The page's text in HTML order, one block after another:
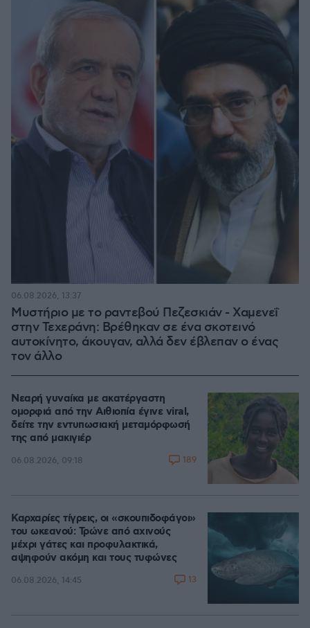
Μυστήριο με το ραντεβού Πεζεσκιάν - Χαμενεΐ
στην Τεχεράνη: Βρέθηκαν σε ένα σκοτεινό
αυτοκίνητο, άκουγαν, αλλά δεν έβλεπαν ο ένας
τον άλλο
06.08.2026, 13:37
Νεαρή γυναίκα με ακατέργαστη
ομορφιά από την Αιθιοπία έγινε viral,
δείτε την εντυπωσιακή μεταμόρφωσή
της από μακιγιέρ
06.08.2026, 09:18 189
Καρχαρίες τίγρεις, οι «σκουπιδοφάγοι»
του ωκεανού: Τρώνε από αχινούς
μέχρι γάτες και προφυλακτικά,
αψηφούν ακόμη και τους τυφώνες
06.08.2026, 14:45 13